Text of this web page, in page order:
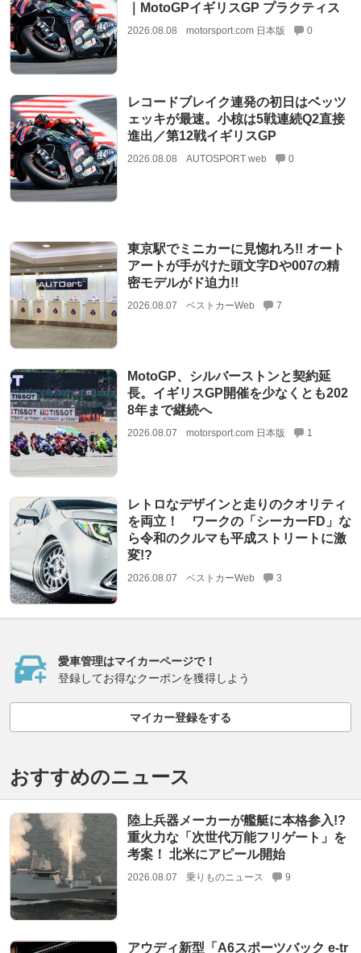
｜MotoGPイギリスGP プラクティス
2026.08.08 motorsport.com 日本版 0
レコードブレイク連発の初日はベッツ
ェッキが最速。小椋は5戦連続Q2直接
進出／第12戦イギリスGP
2026.08.08 AUTOSPORT web 0
東京駅でミニカーに見惚れろ!! オート
アートが手がけた頭文字Dや007の精
密モデルがド迫力!!
2026.08.07 ベストカーWeb 7
MotoGP、シルバーストンと契約延
長。イギリスGP開催を少なくとも202
8年まで継続へ
2026.08.07 motorsport.com 日本版 1
レトロなデザインと走りのクオリティ
を両立！ ワークの「シーカーFD」な
ら令和のクルマも平成ストリートに激
変!?
2026.08.07 ベストカーWeb 3
愛車管理はマイカーページで！
登録してお得なクーポンを獲得しよう
マイカー登録をする
おすすめのニュース
陸上兵器メーカーが艦艇に本格参入!?
重火力な「次世代万能フリゲート」を
考案！ 北米にアピール開始
2026.08.07 乗りものニュース 9
アウディ新型「A6スポーツバック e-tr